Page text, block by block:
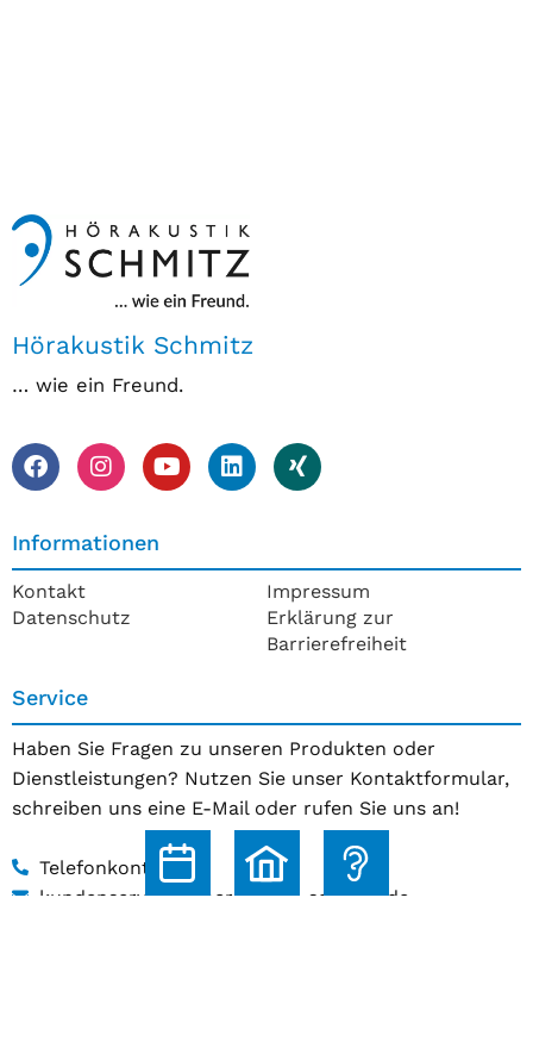
Hörakustik Schmitz
… wie ein Freund.
Informationen
Kontakt
Datenschutz
Impressum
Erklärung zur
Barrierefreiheit
Service
Haben Sie Fragen zu unseren Produkten oder
Dienstleistungen? Nutzen Sie unser Kontaktformular,
schreiben uns eine E-Mail oder rufen Sie uns an!
Telefonkontakt
kundenservice@hoerakustik-schmitz.de